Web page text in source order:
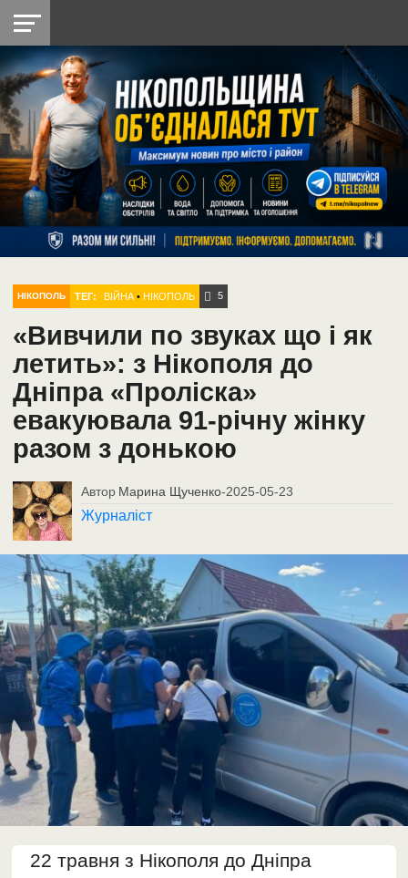
НІКОПОЛЬ
РАЙОН
СІЧЕСЛАВСЬКА
УКРАЇНА
РЕТРО
НІКОПОЛЬ
ЛАЙТ
УКРАЇНА
ДОПОМОГА
РАДІО
НІКОПОЛЬ ТЕГ: ВІЙНА •НІКОПОЛЬ 5
«Вивчили по звуках що і як
летить»: з Нікополя до
Дніпра «Проліска»
евакуювала 91-річну жінку
разом з донькою
Автор Марина Щученко-2025-05-23
Журналіст
22 травня з Нікополя до Дніпра